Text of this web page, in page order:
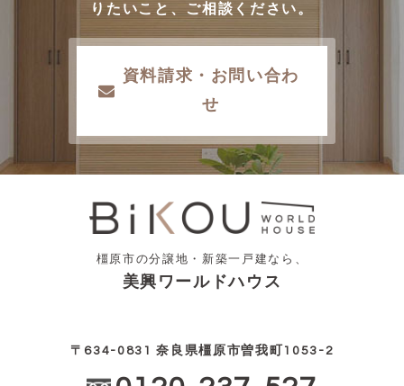
りたいこと、ご相談ください。
資料請求・お問い合わ
せ
橿原市の分譲地・新築一戸建なら、
美興ワールドハウス
〒634-0831 奈良県橿原市曽我町1053-2